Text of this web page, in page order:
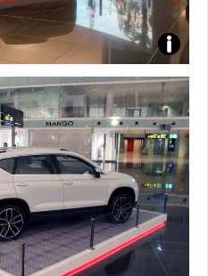
Foto:
Sabina
Kvášová